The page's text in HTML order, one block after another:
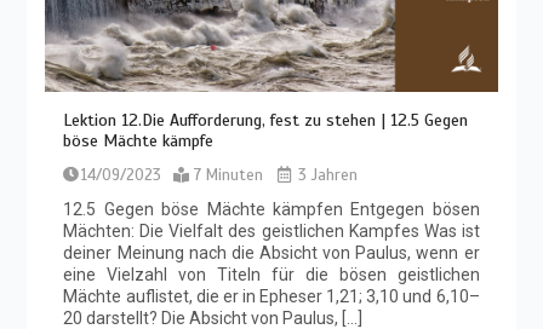
Lektion 12.Die Aufforderung, fest zu stehen | 12.5 Gegen
böse Mächte kämpfe
14/09/2023 7 Minuten
3 Jahren
12.5 Gegen böse Mächte kämpfen Entgegen bösen
Mächten: Die Vielfalt des geistlichen Kampfes Was ist
deiner Meinung nach die Absicht von Paulus, wenn er
eine Vielzahl von Titeln für die bösen geistlichen
Mächte auflistet, die er in Epheser 1,21; 3,10 und 6,10–
20 darstellt? Die Absicht von Paulus, […]